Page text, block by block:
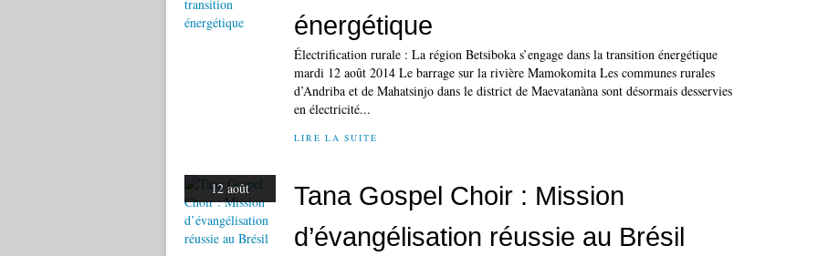
énergétique
Électrification rurale : La région Betsiboka s’engage dans la transition énergétique
mardi 12 août 2014 Le barrage sur la rivière Mamokomita Les communes rurales
d’Andriba et de Mahatsinjo dans le district de Maevatanàna sont désormais desservies
en électricité...
LIRE LA SUITE
12 août
Tana Gospel Choir : Mission
d’évangélisation réussie au Brésil